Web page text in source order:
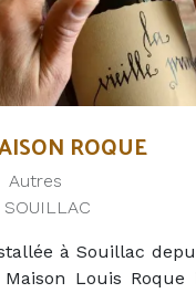
ROQUE
Autres
SOUILLAC
à Souillac
Louis Roque